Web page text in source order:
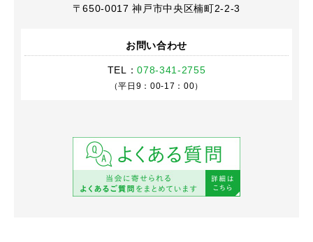
〒650-0017 神戸市中央区楠町2-2-3
お問い合わせ
TEL：078-341-2755
（平日9：00-17：00）